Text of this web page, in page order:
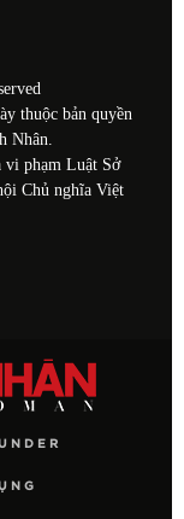
thuộc bản quyền
Nhân.
vi phạm Luật Sở
Chủ nghĩa Việt